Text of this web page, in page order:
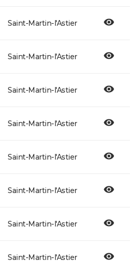
Saint-Martin-l'Astier
Saint-Martin-l'Astier
Saint-Martin-l'Astier
Saint-Martin-l'Astier
Saint-Martin-l'Astier
Saint-Martin-l'Astier
Saint-Martin-l'Astier
Saint-Martin-l'Astier